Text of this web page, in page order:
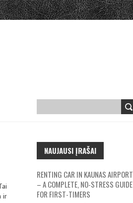
ir
NAUJAUSI ĮRAŠAI
RENTING CAR IN KAUNAS AIRPORT
– A COMPLETE, NO-STRESS GUIDE
FOR FIRST-TIMERS